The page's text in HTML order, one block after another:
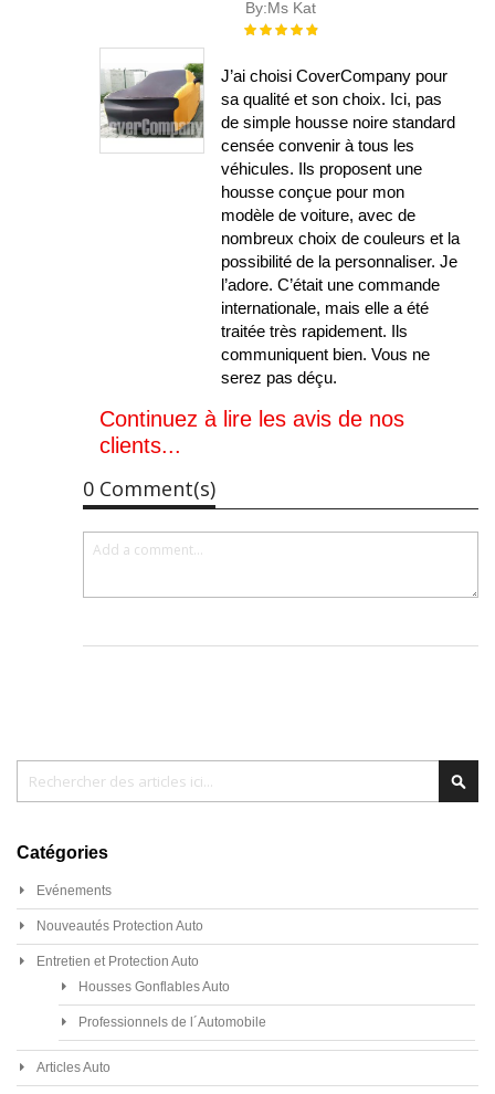
By:Ms Kat
Évaluation :
J’ai choisi CoverCompany pour
sa qualité et son choix. Ici, pas
de simple housse noire standard
censée convenir à tous les
véhicules. Ils proposent une
housse conçue pour mon
modèle de voiture, avec de
nombreux choix de couleurs et la
possibilité de la personnaliser. Je
l’adore. C’était une commande
internationale, mais elle a été
traitée très rapidement. Ils
communiquent bien. Vous ne
serez pas déçu.
Continuez à lire les avis de nos
clients...
0 Comment(s)
Catégories
Evénements
Nouveautés Protection Auto
Entretien et Protection Auto
Housses Gonflables Auto
Professionnels de l´Automobile
Articles Auto